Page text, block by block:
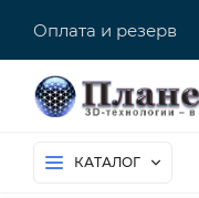
Оплата и резерв
КАТАЛОГ